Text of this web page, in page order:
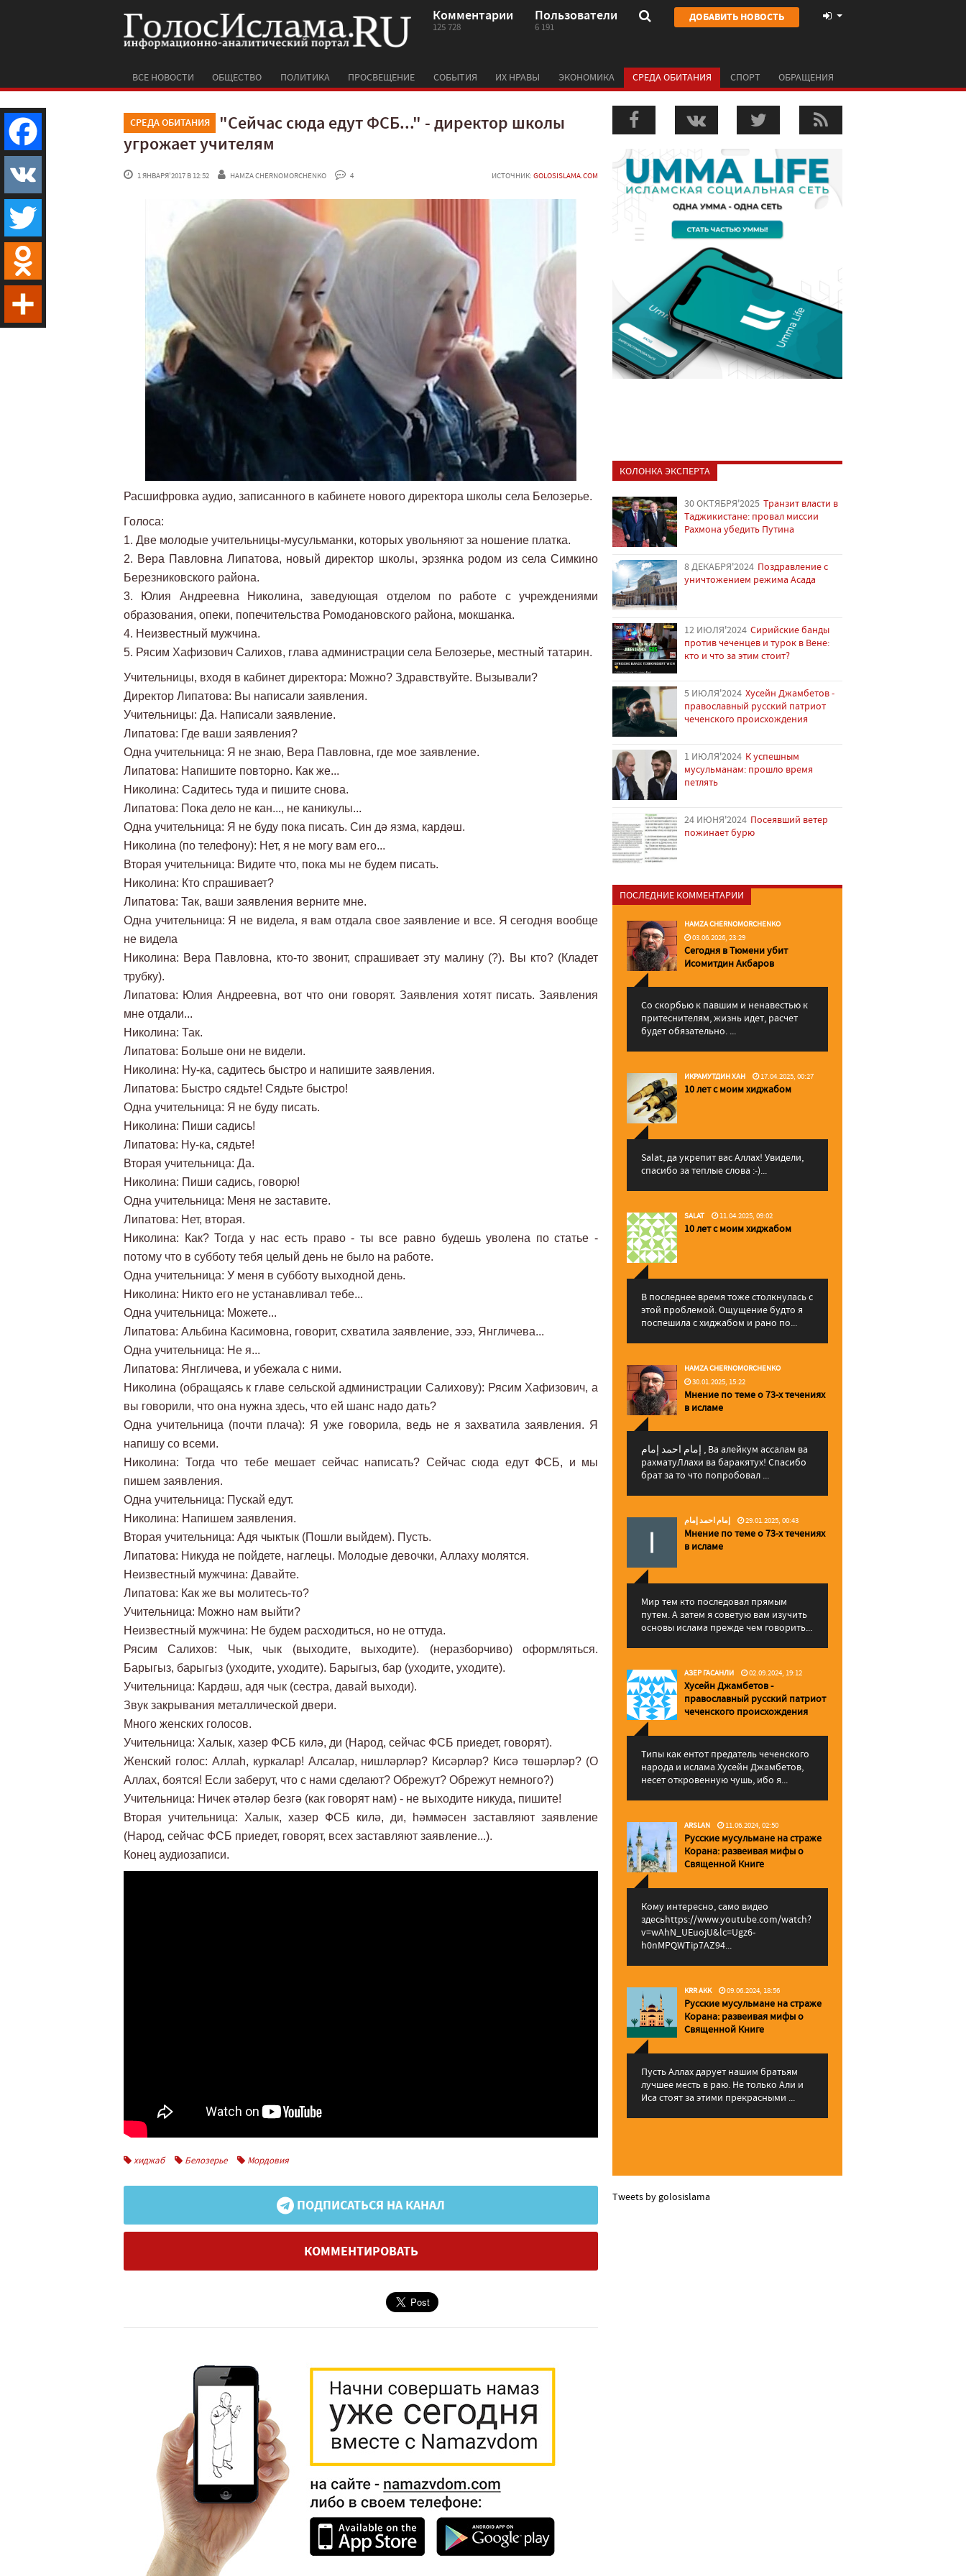
Комментарии
125 728
Пользователи
6 191
ДОБАВИТЬ НОВОСТЬ
ВСЕ НОВОСТИ ОБЩЕСТВО ПОЛИТИКА ПРОСВЕЩЕНИЕ СОБЫТИЯ ИХ НРАВЫ ЭКОНОМИКА СРЕДА ОБИТАНИЯ СПОРТ ОБРАЩЕНИЯ
СРЕДА ОБИТАНИЯ
"Сейчас сюда едут ФСБ..." - директор школы
угрожает учителям
1 ЯНВАРЯ'2017 В 12:52 HAMZA CHERNOMORCHENKO 4 ИСТОЧНИК: GOLOSISLAMA.COM
Расшифровка аудио, записанного в кабинете нового директора школы села Белозерье.
Голоса:
1. Две молодые учительницы-мусульманки, которых увольняют за ношение платка.
2. Вера Павловна Липатова, новый директор школы, эрзянка родом из села Симкино
Березниковского района.
3. Юлия Андреевна Николина, заведующая отделом по работе с учреждениями
образования, опеки, попечительства Ромодановского района, мокшанка.
4. Неизвестный мужчина.
5. Рясим Хафизович Салихов, глава администрации села Белозерье, местный татарин.
Учительницы, входя в кабинет директора: Можно? Здравствуйте. Вызывали?
Директор Липатова: Вы написали заявления.
Учительницы: Да. Написали заявление.
Липатова: Где ваши заявления?
Одна учительница: Я не знаю, Вера Павловна, где мое заявление.
Липатова: Напишите повторно. Как же...
Николина: Садитесь туда и пишите снова.
Липатова: Пока дело не кан..., не каникулы...
Одна учительница: Я не буду пока писать. Син дә язма, кардәш.
Николина (по телефону): Нет, я не могу вам его...
Вторая учительница: Видите что, пока мы не будем писать.
Николина: Кто спрашивает?
Липатова: Так, ваши заявления верните мне.
Одна учительница: Я не видела, я вам отдала свое заявление и все. Я сегодня вообще
не видела
Николина: Вера Павловна, кто-то звонит, спрашивает эту малину (?). Вы кто? (Кладет
трубку).
Липатова: Юлия Андреевна, вот что они говорят. Заявления хотят писать. Заявления
мне отдали...
Николина: Так.
Липатова: Больше они не видели.
Николина: Ну-ка, садитесь быстро и напишите заявления.
Липатова: Быстро сядьте! Сядьте быстро!
Одна учительница: Я не буду писать.
Николина: Пиши садись!
Липатова: Ну-ка, сядьте!
Вторая учительница: Да.
Николина: Пиши садись, говорю!
Одна учительница: Меня не заставите.
Липатова: Нет, вторая.
Николина: Как? Тогда у нас есть право - ты все равно будешь уволена по статье -
потому что в субботу тебя целый день не было на работе.
Одна учительница: У меня в субботу выходной день.
Николина: Никто его не устанавливал тебе...
Одна учительница: Можете...
Липатова: Альбина Касимовна, говорит, схватила заявление, эээ, Янгличева...
Одна учительница: Не я...
Липатова: Янгличева, и убежала с ними.
Николина (обращаясь к главе сельской администрации Салихову): Рясим Хафизович, а
вы говорили, что она нужна здесь, что ей шанс надо дать?
Одна учительница (почти плача): Я уже говорила, ведь не я захватила заявления. Я
напишу со всеми.
Николина: Тогда что тебе мешает сейчас написать? Сейчас сюда едут ФСБ, и мы
пишем заявления.
Одна учительница: Пускай едут.
Николина: Напишем заявления.
Вторая учительница: Адя чыктык (Пошли выйдем). Пусть.
Липатова: Никуда не пойдете, наглецы. Молодые девочки, Аллаху молятся.
Неизвестный мужчина: Давайте.
Липатова: Как же вы молитесь-то?
Учительница: Можно нам выйти?
Неизвестный мужчина: Не будем расходиться, но не оттуда.
Рясим Салихов: Чык, чык (выходите, выходите). (неразборчиво) оформляться.
Барыгыз, барыгыз (уходите, уходите). Барыгыз, бар (уходите, уходите).
Учительница: Кардәш, адя чык (сестра, давай выходи).
Звук закрывания металлической двери.
Много женских голосов.
Учительница: Халык, хазер ФСБ килә, ди (Народ, сейчас ФСБ приедет, говорят).
Женский голос: Аллаһ, куркалар! Алсалар, нишләрләр? Кисәрләр? Кисә төшәрләр? (О
Аллах, боятся! Если заберут, что с нами сделают? Обрежут? Обрежут немного?)
Учительница: Ничек әтәләр безгә (как говорят нам) - не выходите никуда, пишите!
Вторая учительница: Халык, хазер ФСБ килә, ди, һәммәсен заставляют заявление
(Народ, сейчас ФСБ приедет, говорят, всех заставляют заявление...).
Конец аудиозаписи.
хиджаб Белозерье Мордовия
ПОДПИСАТЬСЯ НА КАНАЛ
КОММЕНТИРОВАТЬ
КОЛОНКА ЭКСПЕРТА
30 ОКТЯБРЯ'2025 Транзит власти в
Таджикистане: провал миссии
Рахмона убедить Путина
8 ДЕКАБРЯ'2024 Поздравление с
уничтожением режима Асада
12 ИЮЛЯ'2024 Сирийские банды
против чеченцев и турок в Вене:
кто и что за этим стоит?
5 ИЮЛЯ'2024 Хусейн Джамбетов -
православный русский патриот
чеченского происхождения
1 ИЮЛЯ'2024 К успешным
мусульманам: прошло время
петлять
24 ИЮНЯ'2024 Посеявший ветер
пожинает бурю
ПОСЛЕДНИЕ КОММЕНТАРИИ
HAMZA CHERNOMORCHENKO
03.06.2026, 23:29
Сегодня в Тюмени убит
Исомитдин Акбаров
Со скорбью к павшим и ненавестью к
притеснителям, жизнь идет, расчет
будет обязательно. ...
ИКРАМУТДИН ХАН 17.04.2025, 00:27
10 лет с моим хиджабом
Salat, да укрепит вас Аллаx! Увидели,
спасибо за теплые слова :-)...
SALAT 11.04.2025, 09:02
10 лет с моим хиджабом
В последнее время тоже столкнулась с
этой проблемой. Ощущение будто я
поспешила с хиджабом и рано по...
HAMZA CHERNOMORCHENKO
30.01.2025, 15:22
Мнение по теме о 73-х течениях
в исламе
إمام احمد إمام , Ва алейкум ассалам ва
рахматуЛлахи ва баракятух! Спасибо
брат за то что попробовал ...
إمام احمد إمام 29.01.2025, 00:43
Мнение по теме о 73-х течениях
в исламе
Мир тем кто последовал прямым
путем. А затем я советую вам изучить
основы ислама прежде чем говорить...
АЗЕР ГАСАНЛИ 02.09.2024, 19:12
Хусейн Джамбетов -
православный русский патриот
чеченского происхождения
Типы как ентот предатель чеченского
народа и ислама Хусейн Джамбетов,
несет откровенную чушь, ибо я...
ARSLAN 11.06.2024, 02:50
Русские мусульмане на страже
Корана: pазвеивая мифы о
Священной Книге
Кому интересно, само видео
здесьhttps://www.youtube.com/watch?
v=wAhN_UEuojU&lc=Ugz6-
h0nMPQWTip7AZ94...
KRR AKK 09.06.2024, 18:56
Русские мусульмане на страже
Корана: pазвеивая мифы о
Священной Книге
Пусть Аллах дарует нашим братьям
лучшее месть в раю. Не только Али и
Иса стоят за этими прекрасными ...
Tweets by golosislama
Facebook
VK
Twitter
Odnoklassniki